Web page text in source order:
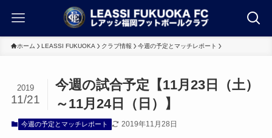
ホーム LEASSI FUKUOKA クラブ情報 今週の予定とマッチレポート
今週の試合予定【11月23日（土）
～11月24日（日）】
2019
11/21
今週の予定とマッチレポート 2019年11月28日